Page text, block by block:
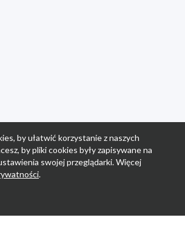
by ułatwić korzystanie z naszych
by pliki cookies były zapisywane na
swojej przeglądarki. Więcej
.